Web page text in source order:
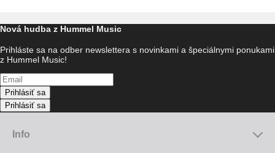
Nová hudba z Hummel Music
Prihláste sa na odber newslettera s novinkami a špeciálnymi ponukami
z Hummel Music!
Prihlásiť sa
Prihlásiť sa
Info